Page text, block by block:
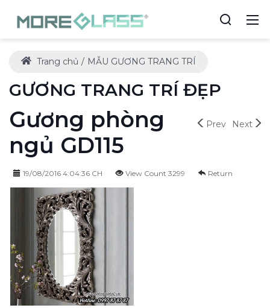
Trang chủ MẪU GƯƠNG TRANG TRÍ
GƯƠNG TRANG TRÍ ĐẸP
Prev Next
Gương phòng
ngủ GD115
19/08/2016 4:04:36 CH View Count 3299 Return